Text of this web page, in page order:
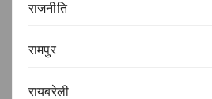
राजनीति
रामपुर
रायबरेली